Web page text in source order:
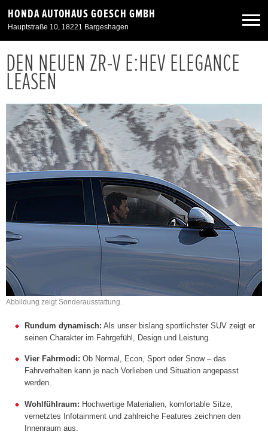
HONDA AUTOHAUS GOESCH GMBH
Hauptstraße 10, 18221 Bargeshagen
Neuwagen
Angebote
Service & Zubehör
Unser Autohaus
DEN NEUEN ZR-V E:HEV ELEGANCE
LEASEN
Abbildung zeigt Sonderausstattung.
Rundum dynamisch: Als unser bislang sportlichster SUV zeigt er
seinen Charakter im Fahrgefühl, Design und Leistung.
Vier Fahrmodi: Ob Normal, Econ, Sport oder Snow – das
Fahrverhalten kann je nach Vorlieben und Situation angepasst
werden.
Wohlfühlraum: Hochwertige Materialien, komfortable Sitze,
vernetztes Infotainment und zahlreiche Features zeichnen den
Innenraum aus.